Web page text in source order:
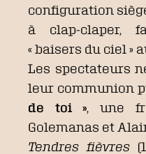
configuration
à clap-claper,
« baisers du ciel »
Les spectateurs
leur communion
de toi » , une
Golemanas et
Tendres fièvres